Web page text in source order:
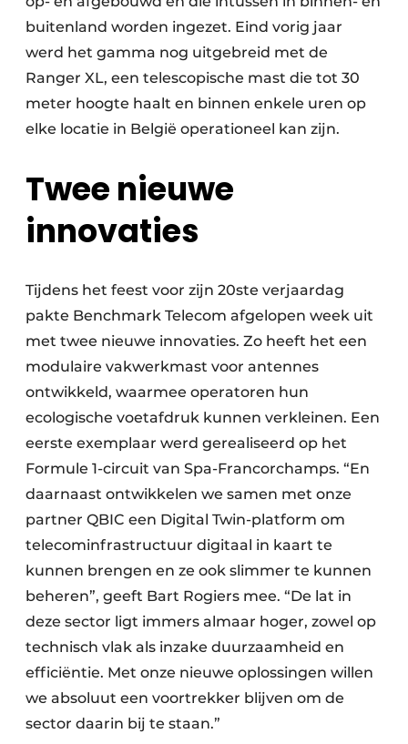
buitenland worden ingezet. Eind vorig jaar
werd het gamma nog uitgebreid met de
Ranger XL, een telescopische mast die tot 30
meter hoogte haalt en binnen enkele uren op
elke locatie in België operationeel kan zijn.
Twee nieuwe
innovaties
Tijdens het feest voor zijn 20ste verjaardag
pakte Benchmark Telecom afgelopen week uit
met twee nieuwe innovaties. Zo heeft het een
modulaire vakwerkmast voor antennes
ontwikkeld, waarmee operatoren hun
ecologische voetafdruk kunnen verkleinen. Een
eerste exemplaar werd gerealiseerd op het
Formule 1-circuit van Spa-Francorchamps. “En
daarnaast ontwikkelen we samen met onze
partner QBIC een Digital Twin-platform om
telecominfrastructuur digitaal in kaart te
kunnen brengen en ze ook slimmer te kunnen
beheren”, geeft Bart Rogiers mee. “De lat in
deze sector ligt immers almaar hoger, zowel op
technisch vlak als inzake duurzaamheid en
efficiëntie. Met onze nieuwe oplossingen willen
we absoluut een voortrekker blijven om de
sector daarin bij te staan.”